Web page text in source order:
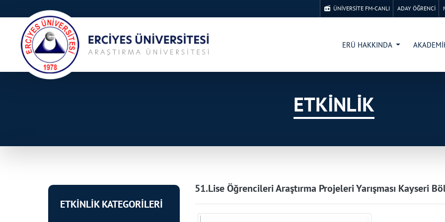
ÜNİVERSİTE FM-CANLI ADAY ÖĞRENCİ
ERÜ HAKKINDA
ETKİNLİK
ETKİNLİK KATEGORİLERİ
51.Lise Öğrencileri Araştırma Projeleri Yarışması Kayseri